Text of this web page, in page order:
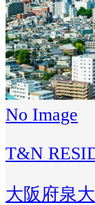
No Image
T&N
大阪府泉